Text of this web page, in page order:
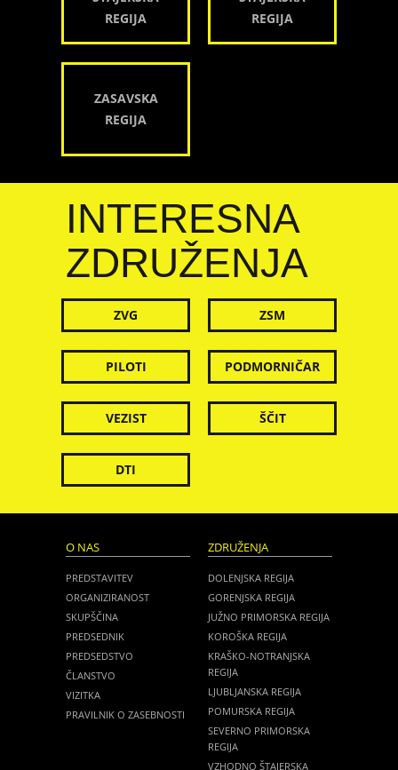
REGIJA
REGIJA
ZASAVSKA
REGIJA
INTERESNA
ZDRUŽENJA
ZVG ZSM
PILOTI PODMORNIČAR
VEZIST ŠČIT
DTI
O NAS
PREDSTAVITEV
ORGANIZIRANOST
SKUPŠČINA
PREDSEDNIK
PREDSEDSTVO
ČLANSTVO
VIZITKA
PRAVILNIK O ZASEBNOSTI
ZDRUŽENJA
DOLENJSKA REGIJA
GORENJSKA REGIJA
JUŽNO PRIMORSKA REGIJA
KOROŠKA REGIJA
KRAŠKO-NOTRANJSKA
REGIJA
LJUBLJANSKA REGIJA
POMURSKA REGIJA
SEVERNO PRIMORSKA
REGIJA
VZHODNO ŠTAJERSKA